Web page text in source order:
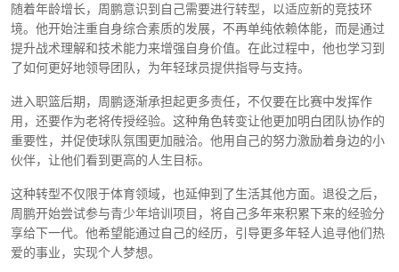
随着年龄增长，周鹏意识到自己需要进行转型，以适应新的竞技环
境。他开始注重自身综合素质的发展，不再单纯依赖体能，而是通过
提升战术理解和技术能力来增强自身价值。在此过程中，他也学习到
了如何更好地领导团队，为年轻球员提供指导与支持。
进入职篮后期，周鹏逐渐承担起更多责任，不仅要在比赛中发挥作
用，还要作为老将传授经验。这种角色转变让他更加明白团队协作的
重要性，并促使球队氛围更加融洽。他用自己的努力激励着身边的小
伙伴，让他们看到更高的人生目标。
这种转型不仅限于体育领域，也延伸到了生活其他方面。退役之后，
周鹏开始尝试参与青少年培训项目，将自己多年来积累下来的经验分
享给下一代。他希望能通过自己的经历，引导更多年轻人追寻他们热
爱的事业，实现个人梦想。